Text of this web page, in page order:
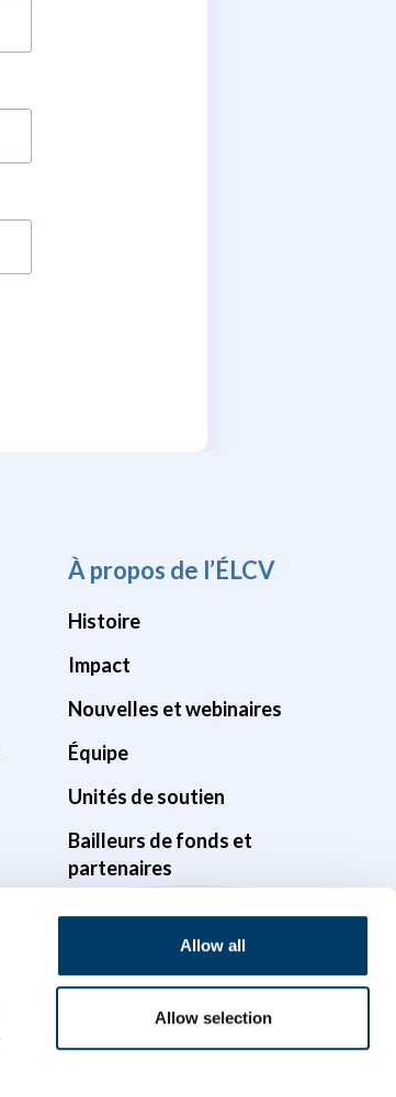
Allow all
Allow selection
À propos de l’ÉLCV
Histoire
Impact
Nouvelles et webinaires
Équipe
Unités de soutien
Bailleurs de fonds et
partenaires
Gouvernance